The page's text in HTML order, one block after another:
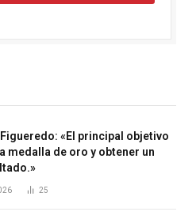
«El principal objetivo
medalla de oro y obtener un
25